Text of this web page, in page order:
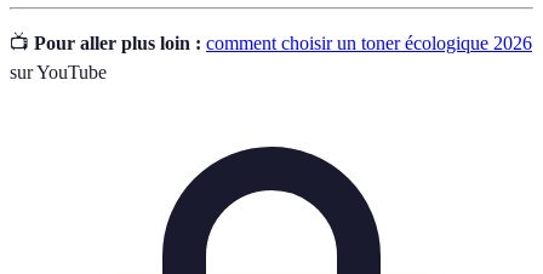
📺 Pour aller plus loin : comment choisir un toner écologique 2026
sur YouTube